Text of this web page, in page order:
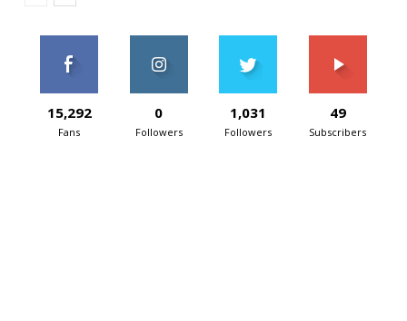
15,292
Fans
0
Followers
1,031
Followers
49
Subscribers